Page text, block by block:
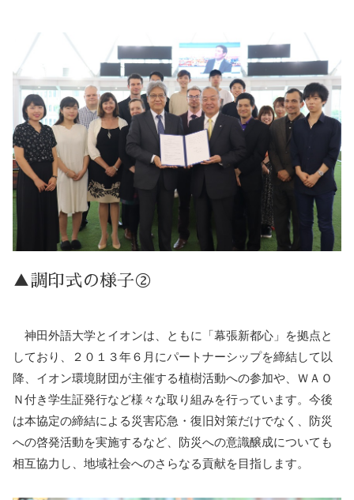
▲調印式の様子②
神田外語大学とイオンは、ともに「幕張新都心」を拠点と
しており、２０１３年６月にパートナーシップを締結して以
降、イオン環境財団が主催する植樹活動への参加や、ＷＡＯ
Ｎ付き学生証発行など様々な取り組みを行っています。今後
は本協定の締結による災害応急・復旧対策だけでなく、防災
への啓発活動を実施するなど、防災への意識醸成についても
相互協力し、地域社会へのさらなる貢献を目指します。